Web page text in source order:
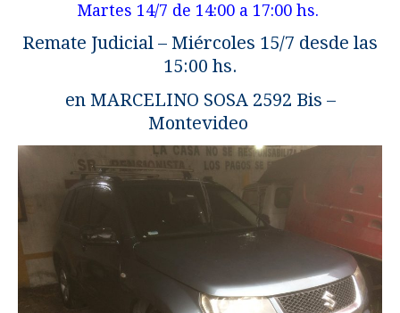
Martes 14/7 de 14:00 a 17:00 hs.
Remate Judicial – Miércoles 15/7 desde las
15:00 hs.
en MARCELINO SOSA 2592 Bis –
Montevideo